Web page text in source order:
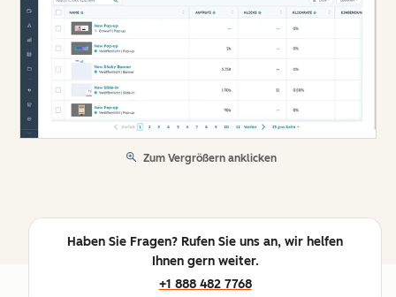
Zum Vergrößern anklicken
Haben Sie Fragen? Rufen Sie uns an, wir helfen
Ihnen gern weiter.
+1 888 482 7768